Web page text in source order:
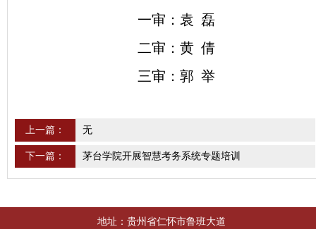
一审：袁 磊
二审：黄 倩
三审：郭 举
上一篇： 无
下一篇： 茅台学院开展智慧考务系统专题培训
地址：贵州省仁怀市鲁班大道